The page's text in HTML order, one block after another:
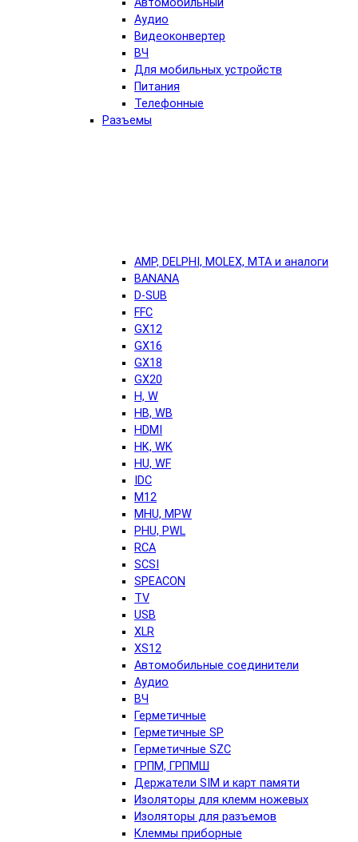
Автомобильный
Аудио
Видеоконвертер
ВЧ
Для мобильных устройств
Питания
Телефонные
Разъемы
AMP, DELPHI, MOLEX, MTA и аналоги
BANANA
D-SUB
FFC
GX12
GX16
GX18
GX20
H, W
HB, WB
HDMI
HK, WK
HU, WF
IDC
M12
MHU, MPW
PHU, PWL
RCA
SCSI
SPEACON
TV
USB
XLR
XS12
Автомобильные соединители
Аудио
ВЧ
Герметичные
Герметичные SP
Герметичные SZC
ГРПМ, ГРПМШ
Держатели SIM и карт памяти
Изоляторы для клемм ножевых
Изоляторы для разъемов
Клеммы приборные